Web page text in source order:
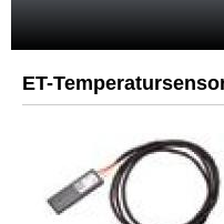
Mein Konto
Kasse
Anmelden
ET-